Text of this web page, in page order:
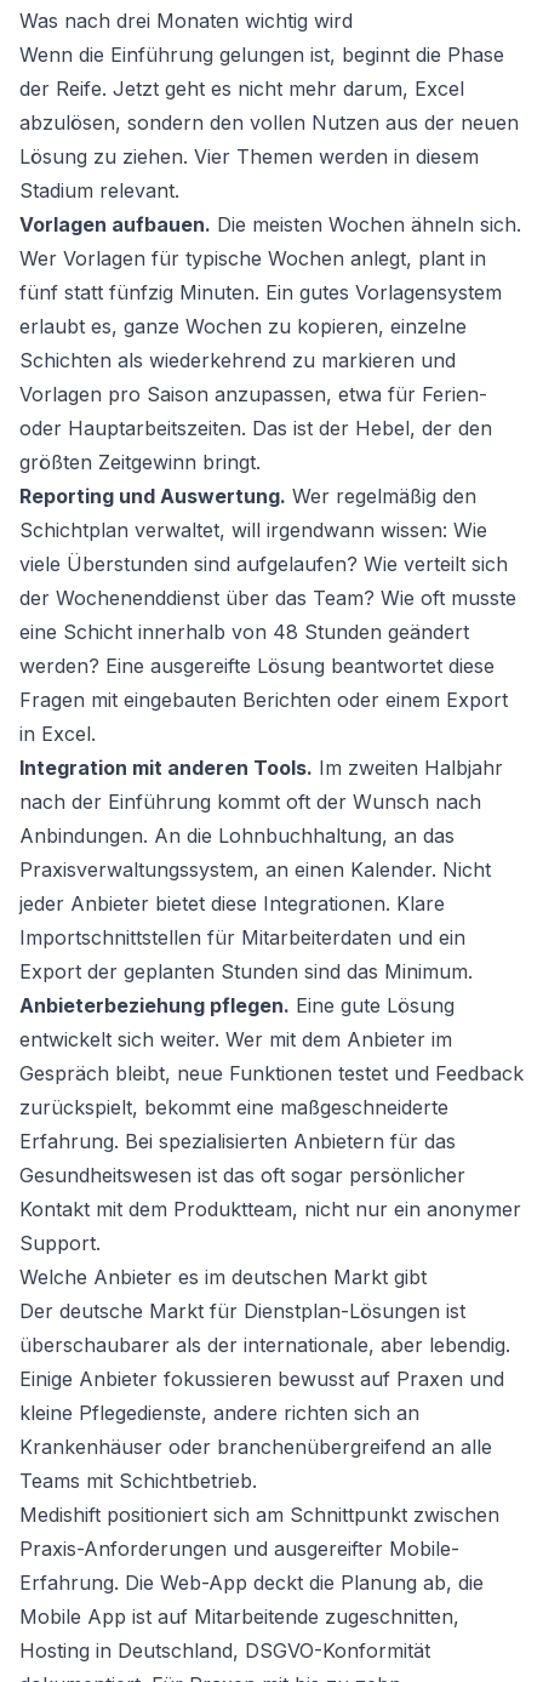
Was nach drei Monaten wichtig wird
Wenn die Einführung gelungen ist, beginnt die Phase
der Reife. Jetzt geht es nicht mehr darum, Excel
abzulösen, sondern den vollen Nutzen aus der neuen
Lösung zu ziehen. Vier Themen werden in diesem
Stadium relevant.
Vorlagen aufbauen. Die meisten Wochen ähneln sich.
Wer Vorlagen für typische Wochen anlegt, plant in
fünf statt fünfzig Minuten. Ein gutes Vorlagensystem
erlaubt es, ganze Wochen zu kopieren, einzelne
Schichten als wiederkehrend zu markieren und
Vorlagen pro Saison anzupassen, etwa für Ferien-
oder Hauptarbeitszeiten. Das ist der Hebel, der den
größten Zeitgewinn bringt.
Reporting und Auswertung. Wer regelmäßig den
Schichtplan verwaltet, will irgendwann wissen: Wie
viele Überstunden sind aufgelaufen? Wie verteilt sich
der Wochenenddienst über das Team? Wie oft musste
eine Schicht innerhalb von 48 Stunden geändert
werden? Eine ausgereifte Lösung beantwortet diese
Fragen mit eingebauten Berichten oder einem Export
in Excel.
Integration mit anderen Tools. Im zweiten Halbjahr
nach der Einführung kommt oft der Wunsch nach
Anbindungen. An die Lohnbuchhaltung, an das
Praxisverwaltungssystem, an einen Kalender. Nicht
jeder Anbieter bietet diese Integrationen. Klare
Importschnittstellen für Mitarbeiterdaten und ein
Export der geplanten Stunden sind das Minimum.
Anbieterbeziehung pflegen. Eine gute Lösung
entwickelt sich weiter. Wer mit dem Anbieter im
Gespräch bleibt, neue Funktionen testet und Feedback
zurückspielt, bekommt eine maßgeschneiderte
Erfahrung. Bei spezialisierten Anbietern für das
Gesundheitswesen ist das oft sogar persönlicher
Kontakt mit dem Produktteam, nicht nur ein anonymer
Support.
Welche Anbieter es im deutschen Markt gibt
Der deutsche Markt für Dienstplan-Lösungen ist
überschaubarer als der internationale, aber lebendig.
Einige Anbieter fokussieren bewusst auf Praxen und
kleine Pflegedienste, andere richten sich an
Krankenhäuser oder branchenübergreifend an alle
Teams mit Schichtbetrieb.
Medishift positioniert sich am Schnittpunkt zwischen
Praxis-Anforderungen und ausgereifter Mobile-
Erfahrung. Die Web-App deckt die Planung ab, die
Mobile App ist auf Mitarbeitende zugeschnitten,
Hosting in Deutschland, DSGVO-Konformität